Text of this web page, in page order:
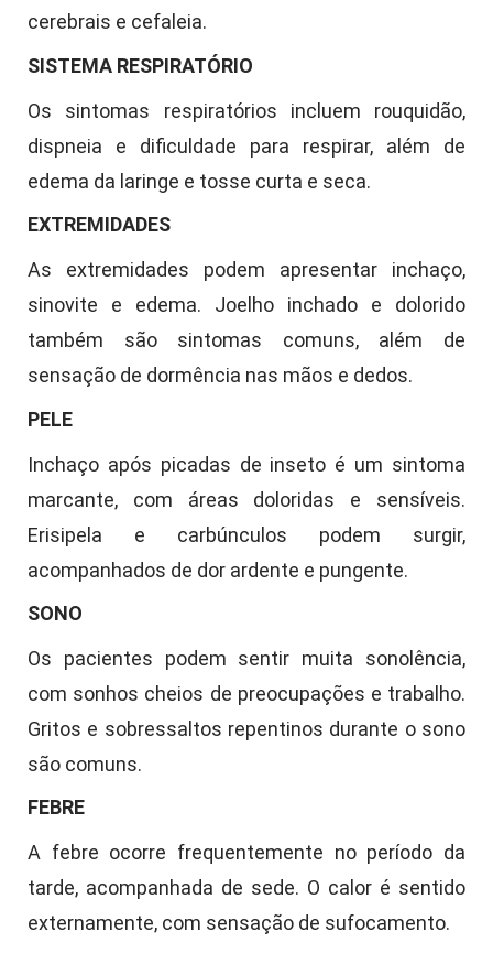
cerebrais e cefaleia.
SISTEMA RESPIRATÓRIO
Os sintomas respiratórios incluem rouquidão,
dispneia e dificuldade para respirar, além de
edema da laringe e tosse curta e seca.
EXTREMIDADES
As extremidades podem apresentar inchaço,
sinovite e edema. Joelho inchado e dolorido
também são sintomas comuns, além de
sensação de dormência nas mãos e dedos.
PELE
Inchaço após picadas de inseto é um sintoma
marcante, com áreas doloridas e sensíveis.
Erisipela e carbúnculos podem surgir,
acompanhados de dor ardente e pungente.
SONO
Os pacientes podem sentir muita sonolência,
com sonhos cheios de preocupações e trabalho.
Gritos e sobressaltos repentinos durante o sono
são comuns.
FEBRE
A febre ocorre frequentemente no período da
tarde, acompanhada de sede. O calor é sentido
externamente, com sensação de sufocamento.